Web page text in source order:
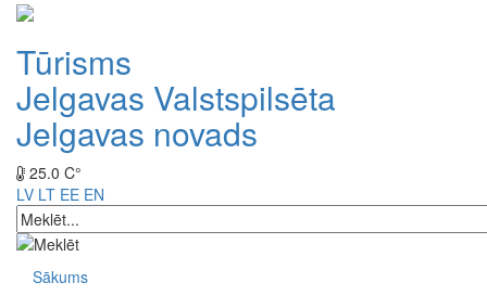
Tūrisms
Jelgavas Valstspilsēta
Jelgavas novads
25.0 C°
LV LT EE EN
Sākums